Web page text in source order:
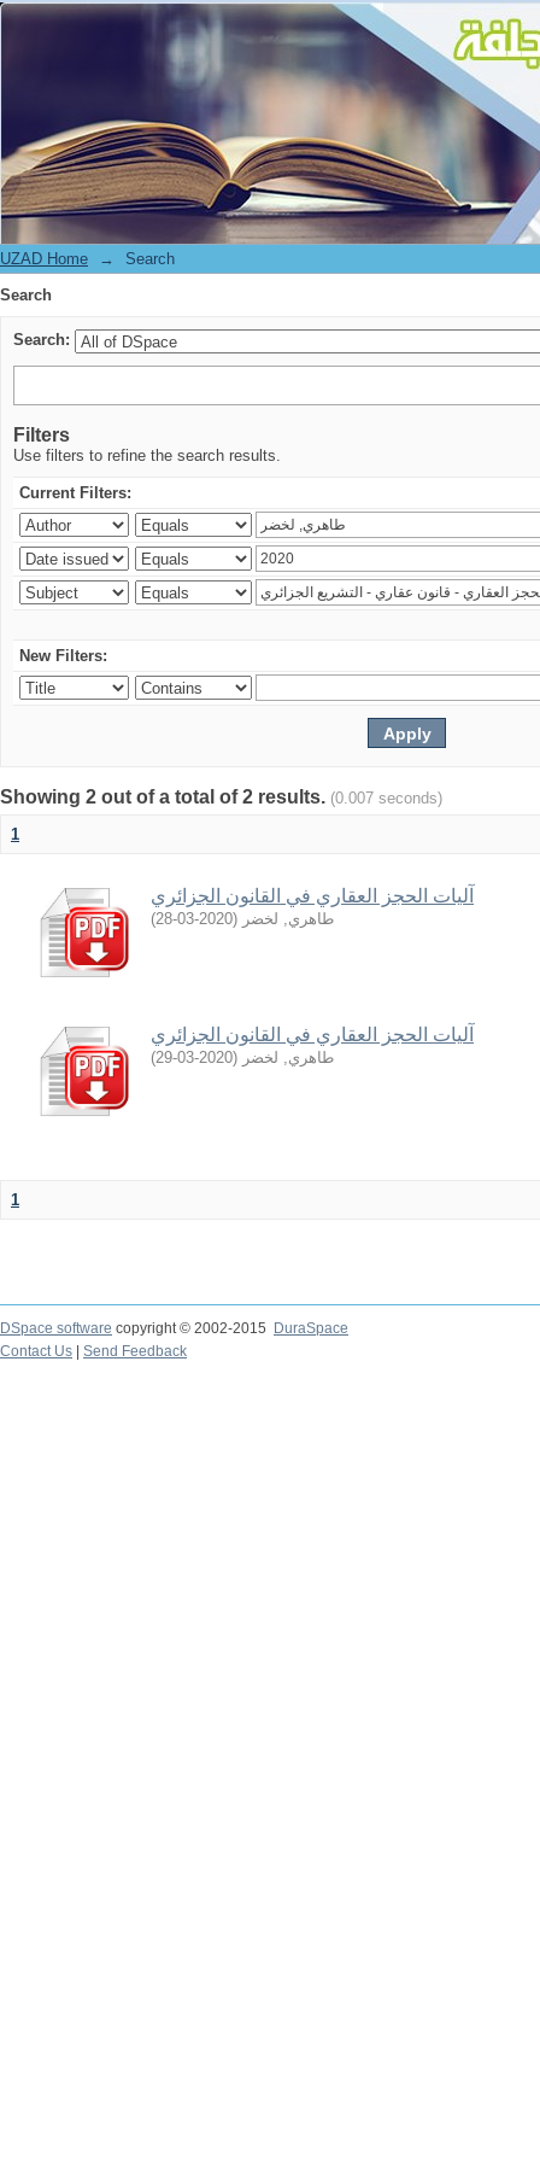
Search
UZAD Home →
Search
Search
Search:
Filters
Use filters to refine the search results.
Current Filters:
New Filters:
Showing 2 out of a total of 2 results. (0.007 seconds)
1
آليات الحجز العقاري في القانون الجزائري
طاهري, لخضر (
2020-03-28
)
آليات الحجز العقاري في القانون الجزائري
طاهري, لخضر (
2020-03-29
)
1
DSpace software copyright © 2002-2015
DuraSpace
Contact Us
Send Feedback